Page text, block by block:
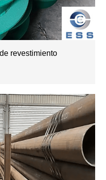
revestimiento